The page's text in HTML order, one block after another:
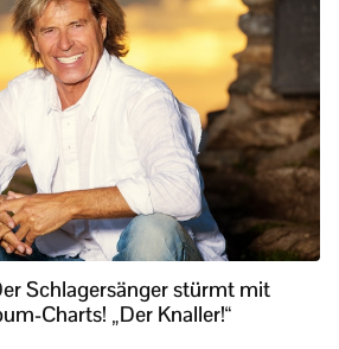
Schlagersänger stürmt mit
Charts! „Der Knaller!“